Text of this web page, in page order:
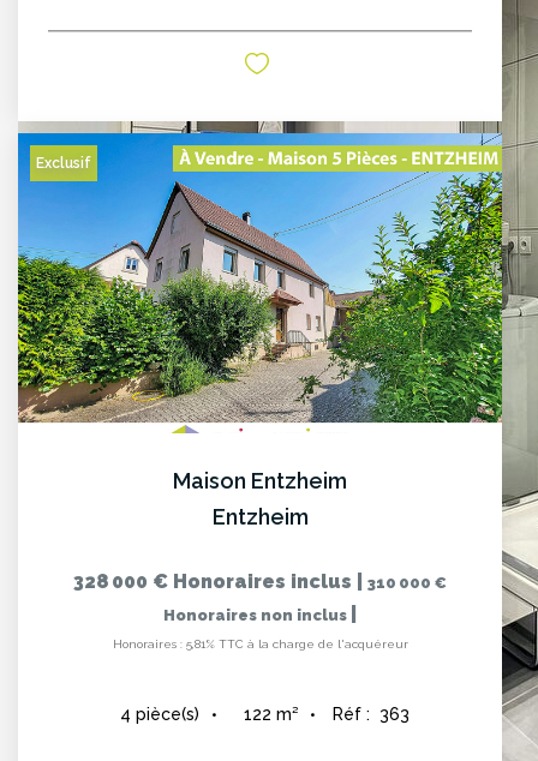
Exclusif
Maison Entzheim
Entzheim
328 000 € Honoraires inclus
310 000 €
Honoraires non inclus
Honoraires : 5,81% TTC à la charge de l'acquéreur
4 pièce(s) 122 m² Réf : 363